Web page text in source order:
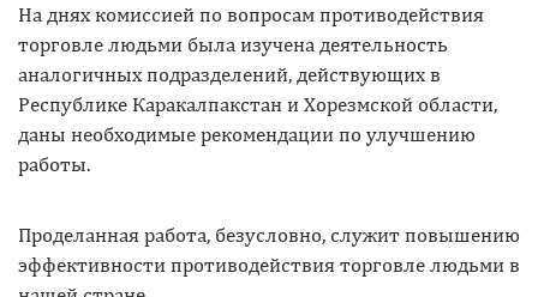
На днях комиссией по вопросам противодействия
торговле людьми была изучена деятельность
аналогичных подразделений, действующих в
Республике Каракалпакстан и Хорезмской области,
даны необходимые рекомендации по улучшению
работы.
Проделанная работа, безусловно, служит повышению
эффективности противодействия торговле людьми в